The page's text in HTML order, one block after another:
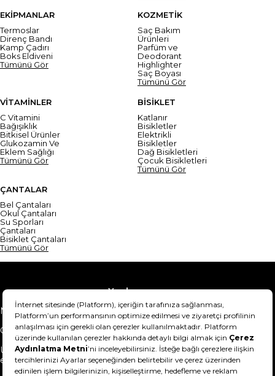
EKİPMANLAR
Termoslar
Direnç Bandı
Kamp Çadırı
Boks Eldiveni
Tümünü Gör
KOZMETİK
Saç Bakım
Ürünleri
Parfüm ve
Deodorant
Highlighter
Saç Boyası
Tümünü Gör
VİTAMİNLER
C Vitamini
Bağışıklık
Bitkisel Ürünler
Glukozamin Ve
Eklem Sağlığı
Tümünü Gör
BİSİKLET
Katlanır
Bisikletler
Elektrikli
Bisikletler
Dağ Bisikletleri
Çocuk Bisikletleri
Tümünü Gör
ÇANTALAR
Bel Çantaları
Okul Çantaları
Su Sporları
Çantaları
Bisiklet Çantaları
Tümünü Gör
Yardım
Mesafeli Satış Sözleşmesi
Teslimat Bilgisi
Gizlilik Sözleşmesi
Şartlar & Koşullar
Ürünümü nasıl iade
edebilirim?
Hakkımızda